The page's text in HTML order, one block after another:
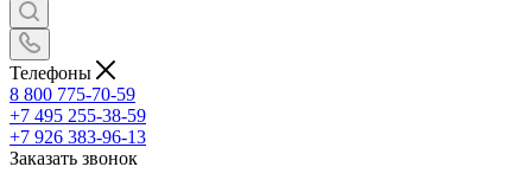
Телефоны
8 800 775-70-59
+7 495 255-38-59
+7 926 383-96-13
Заказать звонок